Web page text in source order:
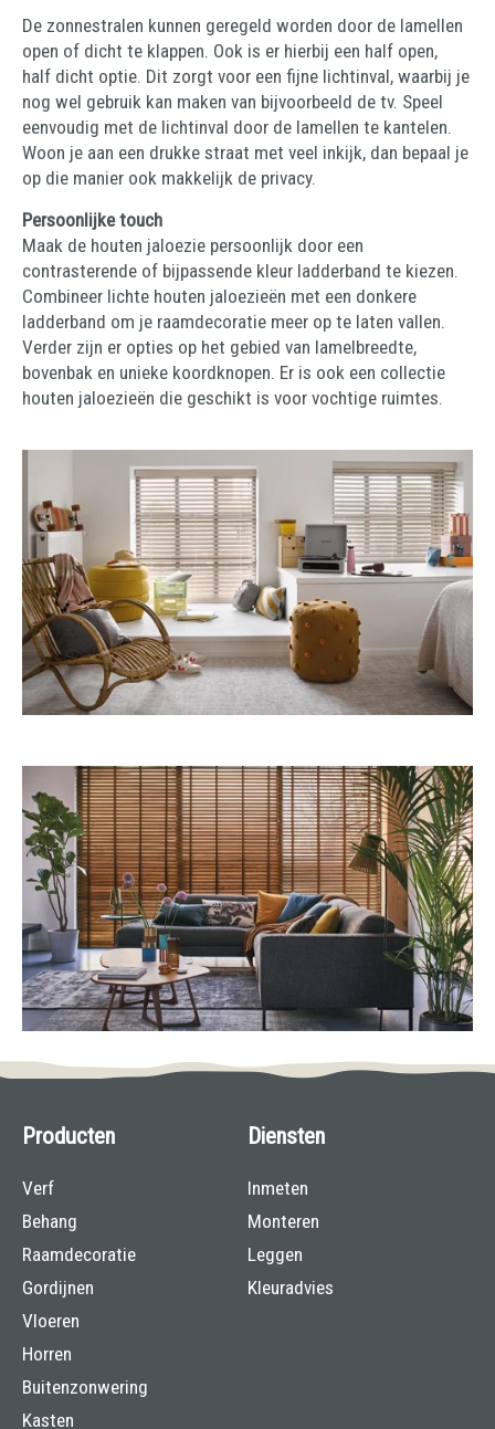
De zonnestralen kunnen geregeld worden door de lamellen
open of dicht te klappen. Ook is er hierbij een half open,
half dicht optie. Dit zorgt voor een fijne lichtinval, waarbij je
nog wel gebruik kan maken van bijvoorbeeld de tv. Speel
eenvoudig met de lichtinval door de lamellen te kantelen.
Woon je aan een drukke straat met veel inkijk, dan bepaal je
op die manier ook makkelijk de privacy.
Persoonlijke touch
Maak de houten jaloezie persoonlijk door een
contrasterende of bijpassende kleur ladderband te kiezen.
Combineer lichte houten jaloezieën met een donkere
ladderband om je raamdecoratie meer op te laten vallen.
Verder zijn er opties op het gebied van lamelbreedte,
bovenbak en unieke koordknopen. Er is ook een collectie
houten jaloezieën die geschikt is voor vochtige ruimtes.
Producten
Verf
Behang
Raamdecoratie
Gordijnen
Vloeren
Horren
Buitenzonwering
Kasten
Diensten
Inmeten
Monteren
Leggen
Kleuradvies